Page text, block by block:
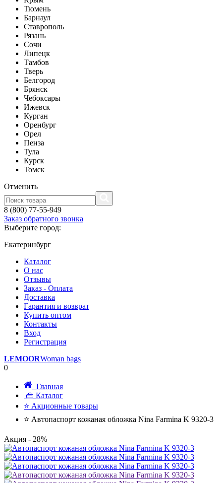
Тюмень
Барнаул
Ставрополь
Рязань
Сочи
Липецк
Тамбов
Тверь
Белгород
Брянск
Чебоксары
Ижевск
Курган
Оренбург
Орел
Пенза
Тула
Курск
Томск
Отменить
8 (800) 77-55-949
Заказ обратного звонка
Выберите город:
Екатеринбург
Каталог
О нас
Отзывы
Заказ - Оплата
Доставка
Гарантия и возврат
Купить оптом
Контакты
Вход
Регистрация
LEMOORWoman bags
0
Главная
👜 Каталог
⭐ Акционные товары
⭐ Автопаспорт кожаная обложка Nina Farmina K 9320-3
Акция - 28%